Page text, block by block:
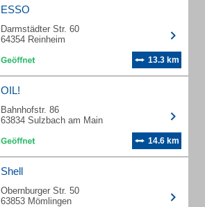
ESSO
Darmstädter Str. 60
64354 Reinheim
13.3 km
OIL!
Bahnhofstr. 86
63834 Sulzbach am Main
14.6 km
Shell
Obernburger Str. 50
63853 Mömlingen